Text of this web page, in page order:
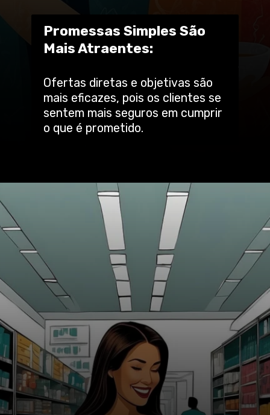
Ofertas diretas e objetivas são
mais eficazes, pois os clientes se
sentem mais seguros em cumprir
o que é prometido.
Promessas Simples São
Mais Atraentes: